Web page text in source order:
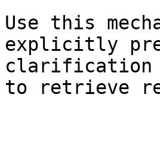
Use this
explicitly
clarification